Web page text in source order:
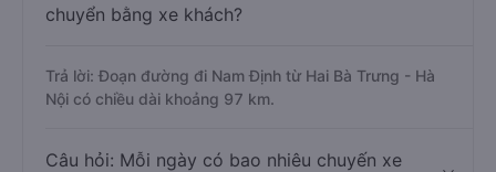
chuyển bằng xe khách?
Trả lời: Đoạn đường đi Nam Định từ Hai Bà Trưng - Hà
Nội có chiều dài khoảng 97 km.
Câu hỏi: Mỗi ngày có bao nhiêu chuyến xe